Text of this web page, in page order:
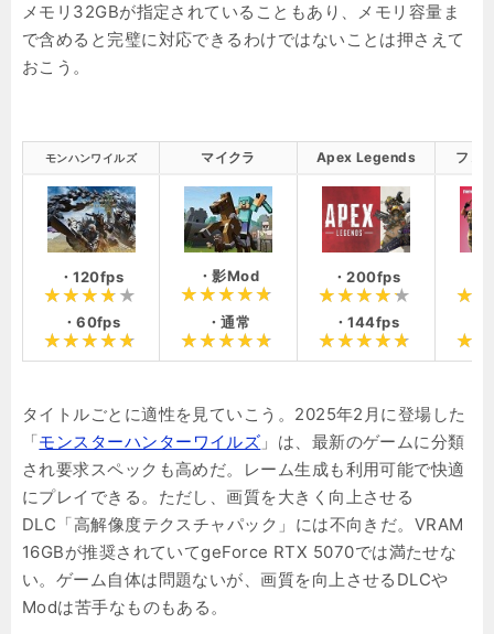
メモリ32GBが指定されていることもあり、メモリ容量ま
で含めると完璧に対応できるわけではないことは押さえて
おこう。
モンハンワイルズ マイクラ Apex Legends フォ
・120fps
・60fps
・影Mod
・通常
・200fps
・144fps
タイトルごとに適性を見ていこう。2025年2月に登場した
「モンスターハンターワイルズ 」は、最新のゲームに分類
され要求スペックも高めだ。レーム生成も利用可能で快適
にプレイできる。ただし、画質を大きく向上させる
DLC「高解像度テクスチャパック」には不向きだ。VRAM
16GBが推奨されていてgeForce RTX 5070では満たせな
い。ゲーム自体は問題ないが、画質を向上させるDLCや
Modは苦手なものもある。